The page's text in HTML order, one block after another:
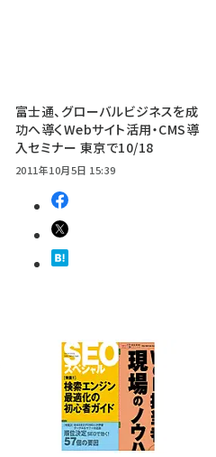
富士通、グローバルビジネスを成
功へ導くWebサイト活用・CMS導
入セミナー 東京で10/18
2011年10月5日 15:39